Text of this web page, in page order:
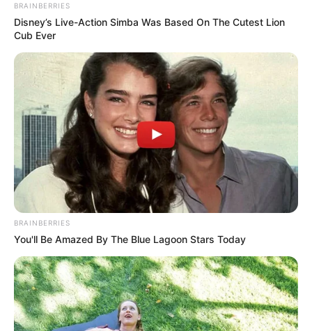
BRAINBERRIES
Disney’s Live-Action Simba Was Based On The Cutest Lion
Cub Ever
BRAINBERRIES
You'll Be Amazed By The Blue Lagoon Stars Today